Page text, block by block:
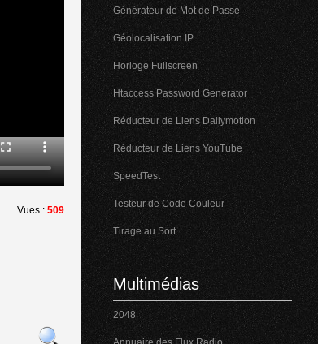
Vues : 509
Générateur de Mot de Passe
Géolocalisation IP
Horloge Fullscreen
Htaccess Password Generator
Réducteur de Liens Dailymotion
Réducteur de Liens YouTube
SpeedTest
Testeur de Code Couleur
Tirage au Sort
Multimédias
2048